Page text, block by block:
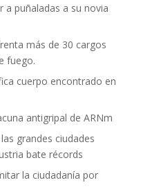
a puñaladas a su novia
más de 30 cargos
fuego.
cuerpo encontrado en
antigripal de ARNm
grandes ciudades
bate récords
la ciudadanía por